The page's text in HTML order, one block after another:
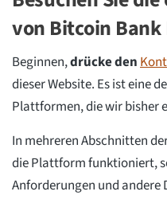
von Bitcoin Bank
Beginnen,drücke den
dieser Website. Es ist eine
Plattformen, die wir bisher
In mehreren Abschnitten
die Plattform funktioniert,
Anforderungen und andere